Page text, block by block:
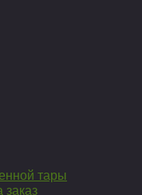
тары
заказ